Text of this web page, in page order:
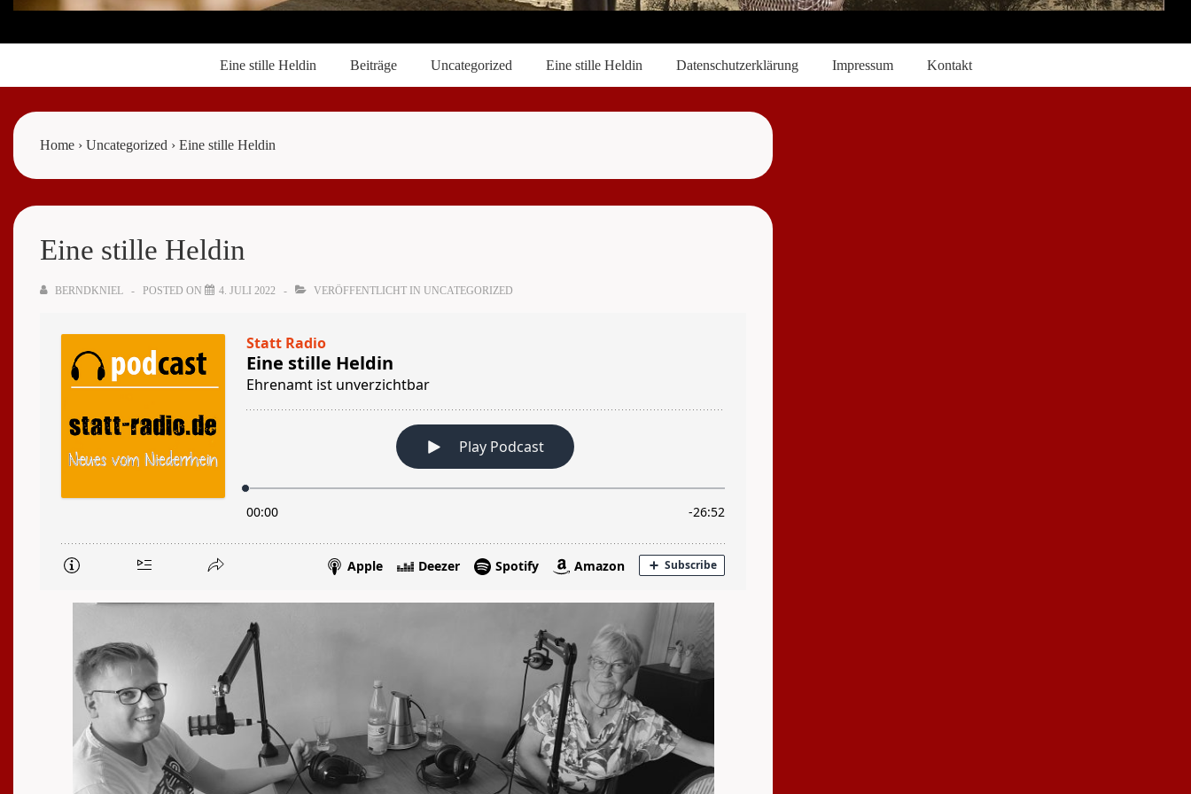
Navigation
Eine stille Heldin Beiträge Uncategorized Eine stille Heldin Datenschutzerklärung Impressum Kontakt
Home › Uncategorized › Eine stille Heldin
Eine stille Heldin
BERNDKNIEL POSTED ON 4. JULI 2022 VERÖFFENTLICHT IN UNCATEGORIZED